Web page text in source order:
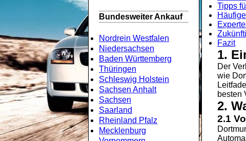
Bundesweiter Ankauf
Nordrein Westfalen
Niedersachsen
Baden Württemberg
Thüringen
Schleswig Holstein
Sachsen Anhalt
Sachsen
Saarland
Rheinland Pfalz
Mecklenburg
Tipps
Fazit
1.
Der
wie
besten
2.
2.1